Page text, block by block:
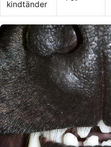
kindtänder